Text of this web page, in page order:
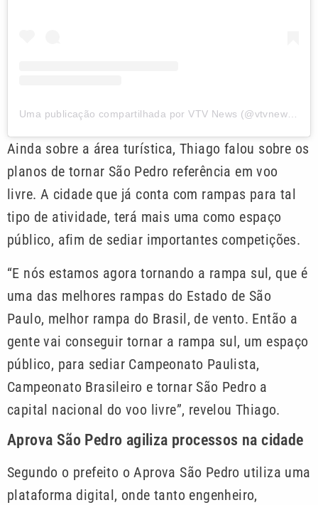
Uma publicação compartilhada por VTV News (@vtvnewsoficial)
Ainda sobre a área turística, Thiago falou sobre os
planos de tornar São Pedro referência em voo
livre. A cidade que já conta com rampas para tal
tipo de atividade, terá mais uma como espaço
público, afim de sediar importantes competições.
“E nós estamos agora tornando a rampa sul, que é
uma das melhores rampas do Estado de São
Paulo, melhor rampa do Brasil, de vento. Então a
gente vai conseguir tornar a rampa sul, um espaço
público, para sediar Campeonato Paulista,
Campeonato Brasileiro e tornar São Pedro a
capital nacional do voo livre”, revelou Thiago.
Aprova São Pedro agiliza processos na cidade
Segundo o prefeito o Aprova São Pedro utiliza uma
plataforma digital, onde tanto engenheiro,